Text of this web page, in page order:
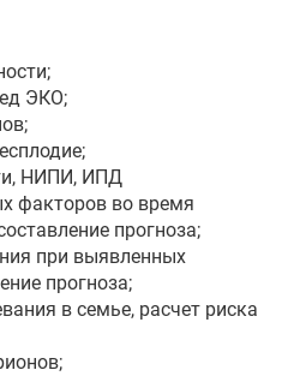
ЭКО;
НИПИ, ИПД
факторов во время
прогноза;
при выявленных
прогноза;
в семье, расчет риска